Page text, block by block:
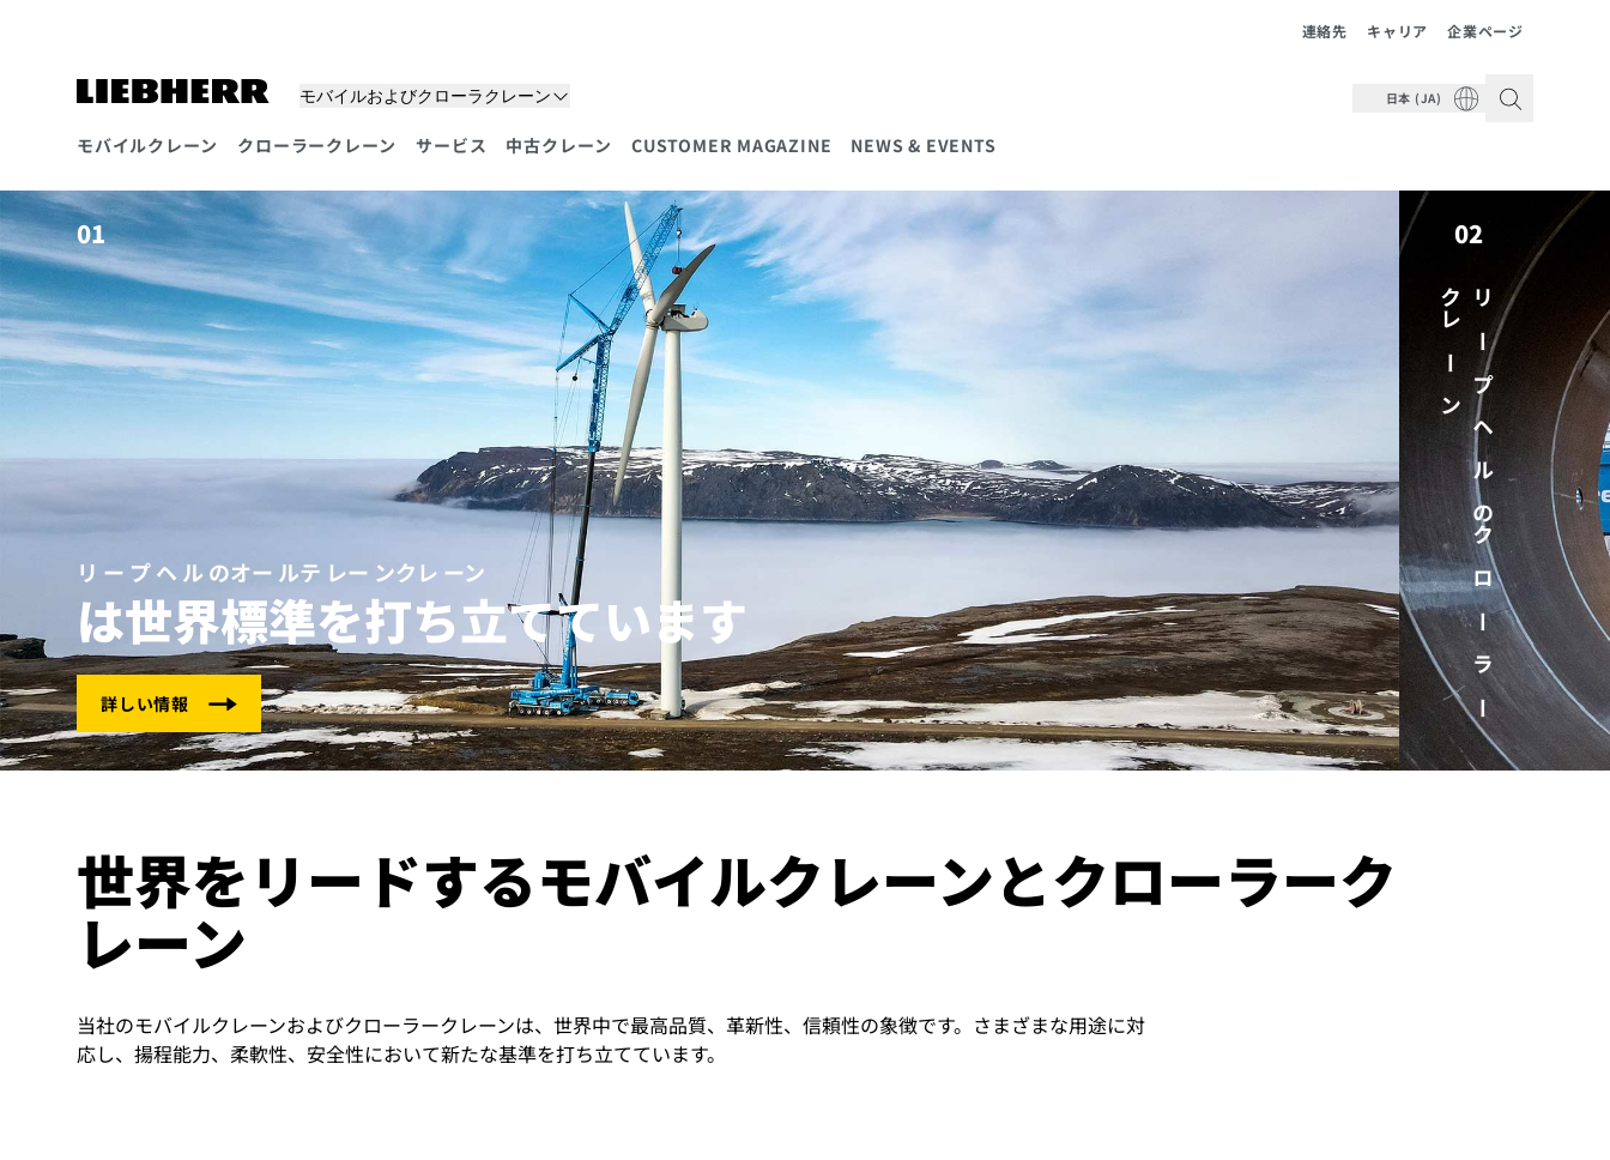
モバイルおよびクローラクレーン
モバイルクレーン クローラークレーン サービス 中古クレーン CUSTOMER MAGAZINE NEWS & EVENTS
企業ページ
キャリア
連絡先
日本 (JA)
リープヘルの詳細情報 リープヘルにおけるキャリア
01
リ ー プ ヘ ル のオー ルテ レー ンクレ ーン
は世界標準を打ち立てています
02
リ
ー
プ
ヘ
ル
の
ク
ロ
ー
ラ
ー
ク
レ
ー
ン
世界をリードするモバイルクレーンとクローラーク
レーン
当社のモバイルクレーンおよびクローラークレーンは、世界中で最高品質、革新性、信頼性の象徴です。さまざまな用途に対
応し、揚程能力、柔軟性、安全性において新たな基準を打ち立てています。